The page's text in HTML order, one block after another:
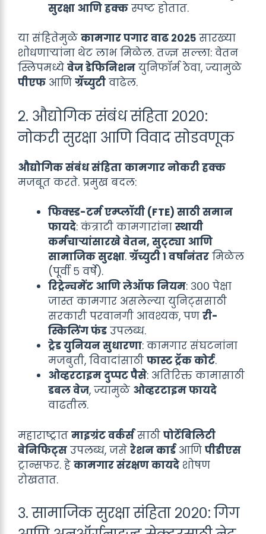
सुरक्षा आणि हक्क स्पष्ट होतात.
या संहितेमुळे कामगार पगार वाढ २०२५ सारख्या
शोधणाऱ्यांना थेट लाभ मिळेल. तज्ज्ञ सल्ला: वेतन
स्लिपमध्ये वेज डेफिनिशन युनिफॉर्म ठेवा, ज्यामुळे
पीएफ आणि ग्रॅच्युटी वाढेल.
२. औद्योगिक संबंध संहिता २०२०:
नोकरी सुरक्षा आणि विवाद सोडवणूक
औद्योगिक संबंध संहिता कामगार नोकरी हक्क
मजबूत करते. प्रमुख बदल:
फिक्स्ड-टर्म एम्प्लॉयी (FTE) साठी समान
फायदे: कंत्राटी कामगारांनास्थायी
कर्मचाऱ्यांसारखे वेतन, सुट्ट्या आणि
सामाजिक सुरक्षा. ग्रॅच्युटी १ वर्षानंतर मिळेल
(पूर्वी ५ वर्षे).
रिट्रेन्चमेंट आणि लेऑफ नियम: ३०० पेक्षा
जास्त कामगार असलेल्या युनिट्ससाठी
सरकारी परवानगी आवश्यक, पण री-
स्किलिंग फंड उपलब्ध.
ट्रेड युनियन सुधारणा: कामगार संघटनांना
मजबुती, विवादांसाठी फास्ट ट्रॅक कोर्ट.
ओव्हरटाइम दुप्पट पैसे: अतिरिक्त कामासाठी
डबल वेज, ज्यामुळे ओव्हरटाइम फायदे
वाढतील.
महाराष्ट्रात माइग्रंट वर्कर्ससाठी पोर्टेबिलिटी
बेनिफिट्स उपलब्ध, जसे रेशन कार्डआणि पीडीएस
ट्रान्सफर. हे कामगार संरक्षण कायदे शोषण
रोखतात.
३. सामाजिक सुरक्षा संहिता २०२०: गिग